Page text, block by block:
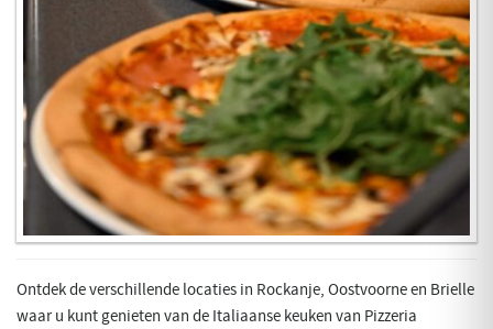
Ontdek de verschillende locaties in Rockanje, Oostvoorne en Brielle
waar u kunt genieten van de Italiaanse keuken van Pizzeria